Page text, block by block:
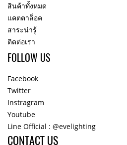
สินค้าทั้งหมด
แคตตาล็อค
สาระน่ารู้
ติดต่อเรา
FOLLOW US
Facebook
Twitter
Instragram
Youtube
Line Official : @evelighting
CONTACT US